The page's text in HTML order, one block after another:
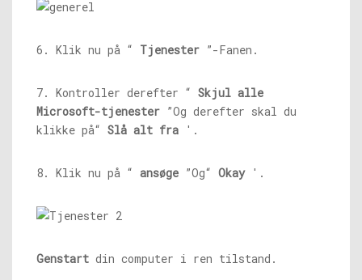
6. Klik nu på “ Tjenester ”-Fanen.
7. Kontroller derefter “ Skjul alle
Microsoft-tjenester ”Og derefter skal du
klikke på“ Slå alt fra '.
8. Klik nu på “ ansøge ”Og“ Okay'.
Genstart din computer i ren tilstand.